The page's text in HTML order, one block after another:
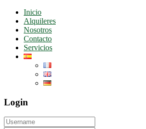
Inicio
Alquileres
Nosotros
Contacto
Servicios
Login